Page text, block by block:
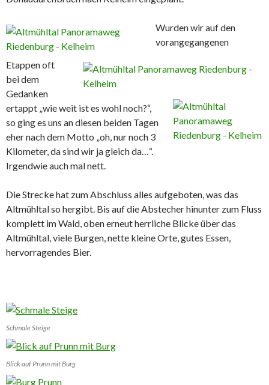
Wurden wir auf den
vorangegangenen
Etappen oft
bei dem
Gedanken
ertappt „wie weit ist es wohl noch?“,
so ging es uns an diesen beiden Tagen
eher nach dem Motto „oh, nur noch 3
Kilometer, da sind wir ja gleich da…“.
Irgendwie auch mal nett.
Die Strecke hat zum Abschluss alles aufgeboten, was das
Altmühltal so hergibt. Bis auf die Abstecher hinunter zum Fluss
komplett im Wald, oben erneut herrliche Blicke über das
Altmühltal, viele Burgen, nette kleine Orte, gutes Essen,
hervorragendes Bier.
Schmale Steige
Blick auf Prunn mit Burg